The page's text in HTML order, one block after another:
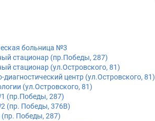
больница №3
стационар (пр.Победы, 287)
стационар (ул.Островского, 81)
диагностический центр (ул.Островского, 81)
(ул.Островского, 81)
(пр.Победы, 287)
(пр. Победы, 376В)
Победы, 287)